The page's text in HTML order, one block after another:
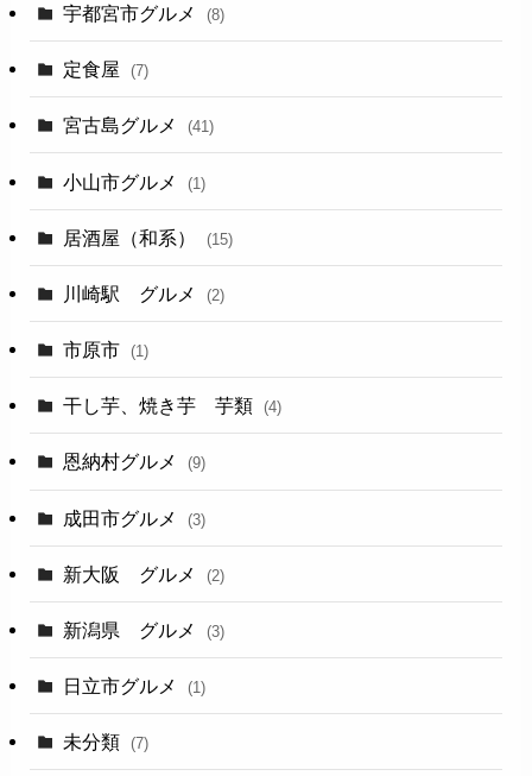
宇都宮市グルメ (8)
定食屋 (7)
宮古島グルメ (41)
小山市グルメ (1)
居酒屋（和系） (15)
川崎駅 グルメ (2)
市原市 (1)
干し芋、焼き芋 芋類 (4)
恩納村グルメ (9)
成田市グルメ (3)
新大阪 グルメ (2)
新潟県 グルメ (3)
日立市グルメ (1)
未分類 (7)